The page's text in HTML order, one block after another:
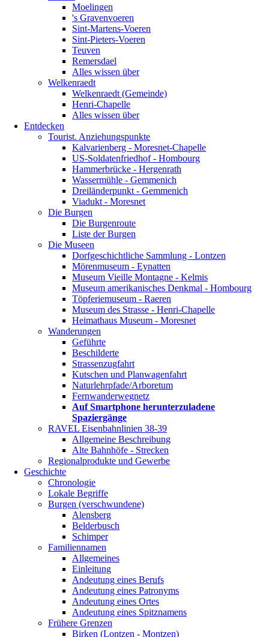
Moelingen
's Gravenvoeren
Sint-Martens-Voeren
Sint-Pieters-Voeren
Teuven
Remersdael
Alles wissen über
Welkenraedt
Welkenraedt (Gemeinde)
Henri-Chapelle
Alles wissen über
Entdecken
Tourist. Anziehungspunkte
Kalvarienberg - Moresnet-Chapelle
US-Soldatenfriedhof - Hombourg
Hammerbrücke - Hergenrath
Wassermühle - Gemmenich
Dreiländerpunkt - Gemmenich
Viadukt - Moresnet
Die Burgen
Die Burgenroute
Liste der Burgen
Die Museen
Dorfgeschichtliche Sammlung - Lontzen
Mörenmuseum - Eynatten
Museum Vieille Montagne - Kelmis
Museum amerikanisches Denkmal - Hombourg
Töpferiemuseum - Raeren
Museum des Strasse - Henri-Chapelle
Heimathaus Museum - Moresnet
Wanderungen
Geführte
Beschilderte
Strassenzugfahrt
Kutschen und Planwagenfahrt
Naturlehrpfade/Arboretum
Fernwanderwegnetz
Auf Smartphone herunterzuladene
Spaziergänge
RAVEL Eisenbahnlinien 38-39
Allgemeine Beschreibung
Alte Bahnhöfe - Strecken
Regionalprodukte und Gewerbe
Geschichte
Chronologie
Lokale Begriffe
Burgen (verschwundene)
Alensberg
Belderbusch
Schimper
Familiennamen
Allgemeines
Einleitung
Andeutung eines Berufs
Andeutung eines Patronyms
Andeutung eines Ortes
Andeutung eines Spitznamens
Frühere Grenzen
Birken (Lontzen - Montzen)